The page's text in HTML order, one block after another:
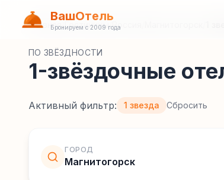
ВашОтель
Бронируем с 2009 года
Главная/Гостиницы/Россия
ПО ЗВЁЗДНОСТИ
1-звёздочные
Активный фильтр: 1 звезда Сбросить
ГОРОД
Магнитогорск